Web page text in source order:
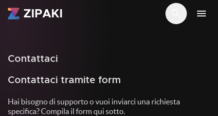
ZIPAKI menu
Contattaci
Contattaci tramite form
Hai bisogno di supporto o vuoi inviarci una richiesta
specifica? Compila il form qui sotto.